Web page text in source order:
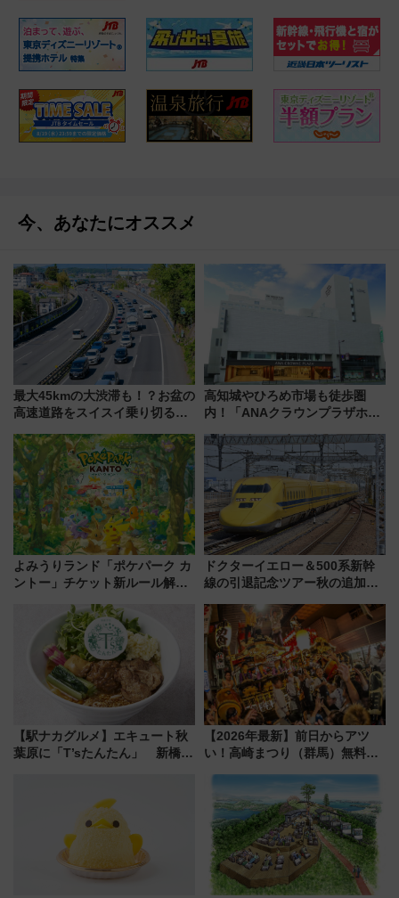
今、あなたにオススメ
最大45kmの大渋滞も！？お盆の
高速道路をスイスイ乗り切る快
高知城やひろめ市場も徒歩圏
内！「ANAクラウンプラザホテ
よみうりランド「ポケパーク カ
ントー」チケット新ルール解
本人確認が11月スタート
ドクターイエロー＆500系新幹
線の引退記念ツアー秋の追加企
ホテル情報まとめ
【駅ナカグルメ】エキュート秋
葉原に「T’sたんたん」 新橋に
たまご」新グルメ続々登場！
【2026年8月】
【2026年最新】前日からアツ
い！高崎まつり（群馬）無料観
しまで